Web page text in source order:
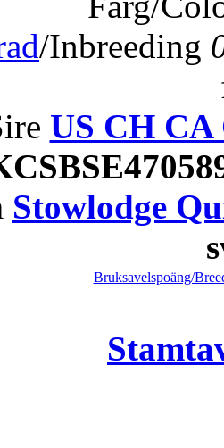
/Inbreeding
US CH CA
Stowlodge
Bruksavelspoäng/